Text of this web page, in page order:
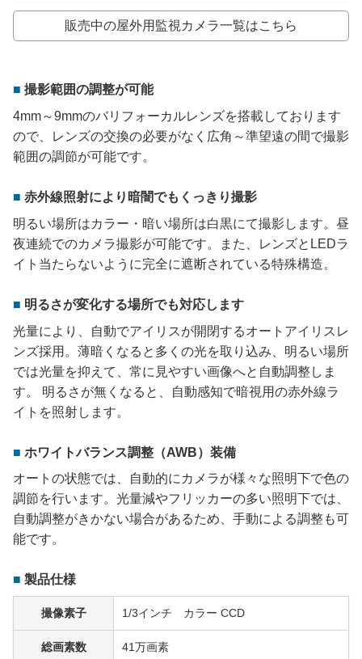
販売中の屋外用監視カメラ一覧はこちら
撮影範囲の調整が可能
4mm～9mmのバリフォーカルレンズを搭載しております
ので、レンズの交換の必要がなく広角～準望遠の間で撮影
範囲の調節が可能です。
赤外線照射により暗闇でもくっきり撮影
明るい場所はカラー・暗い場所は白黒にて撮影します。昼
夜連続でのカメラ撮影が可能です。また、レンズとLEDラ
イト当たらないように完全に遮断されている特殊構造。
明るさが変化する場所でも対応します
光量により、自動でアイリスが開閉するオートアイリスレ
ンズ採用。薄暗くなると多くの光を取り込み、明るい場所
では光量を抑えて、常に見やすい画像へと自動調整しま
す。 明るさが無くなると、自動感知で暗視用の赤外線ラ
イトを照射します。
ホワイトバランス調整（AWB）装備
オートの状態では、自動的にカメラが様々な照明下で色の
調節を行います。光量減やフリッカーの多い照明下では、
自動調整がきかない場合があるため、手動による調整も可
能です。
製品仕様
撮像素子 1/3インチ カラー CCD
総画素数 41万画素